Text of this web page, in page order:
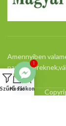
Amennyiben
SzűrőKosárFiókom
1